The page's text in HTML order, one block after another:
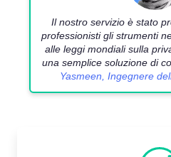
Il nostro servizio è stato
professionisti gli strumenti
alle leggi mondiali sulla
una semplice soluzione di
Yasmeen, Ingegnere